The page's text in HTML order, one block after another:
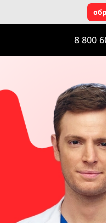
8 800